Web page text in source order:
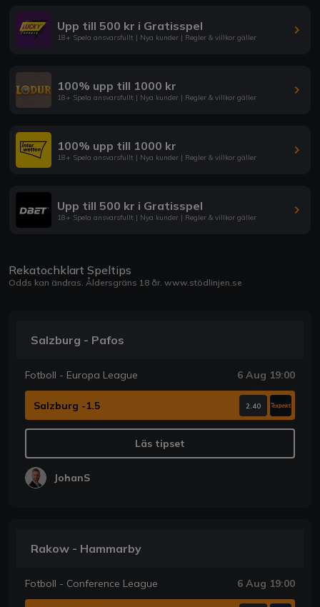
Upp till 500 kr i Gratisspel
18+ Spela ansvarsfullt | Nya kunder | Regler & villkor gäller
100% upp till 1000 kr
18+ Spela ansvarsfullt | Nya kunder | Regler & villkor gäller
100% upp till 1000 kr
18+ Spela ansvarsfullt | Nya kunder | Regler & villkor gäller
Upp till 500 kr i Gratisspel
18+ Spela ansvarsfullt | Nya kunder | Regler & villkor gäller
Rekatochklart Speltips
Odds kan ändras. Åldersgräns 18 år. www.stödlinjen.se
Salzburg - Pafos
Fotboll - Europa League 6 Aug 19:00
Salzburg -1.5 2.40
Läs tipset
JohanS
Rakow - Hammarby
Fotboll - Conference League 6 Aug 19:00